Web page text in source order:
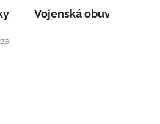
Vojenská obuv